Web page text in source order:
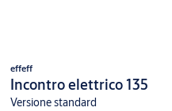
effeff
Incontro elettrico 135
Versione standard